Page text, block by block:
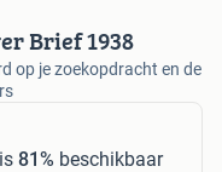
Brief 1938
op je zoekopdracht en de
81% beschikbaar